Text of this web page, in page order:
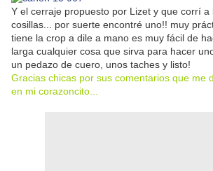
Y el cerraje propuesto por Lizet y que corrí a
cosillas... por suerte encontré uno!! muy
tiene la crop a dile a mano es muy fácil de
larga cualquier cosa que sirva para hacer
un pedazo de cuero, unos taches y listo!
Gracias chicas por sus comentarios que me
en mi corazoncito...